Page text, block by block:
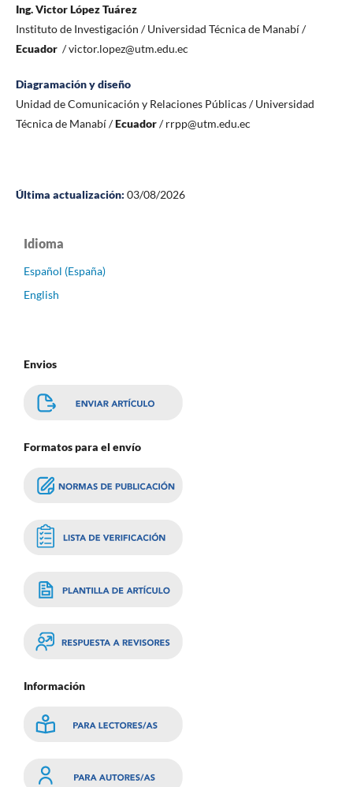
Ing. Victor López Tuárez
Instituto de Investigación / Universidad Técnica de Manabí /
Ecuador / victor.lopez@utm.edu.ec
Diagramación y diseño
Unidad de Comunicación y Relaciones Públicas / Universidad
Técnica de Manabí /Ecuador/ rrpp@utm.edu.ec
Última actualización: 03/08/2026
Idioma
Español (España)
English
Envios
Formatos para el envío
Información